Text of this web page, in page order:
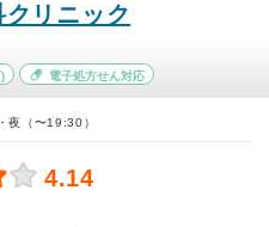
リニック
電子処方せん対応
夜（〜19:30）
4.14